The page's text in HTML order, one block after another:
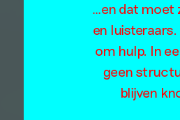
…en dat moet
en
om hulp. In
geen
blijven